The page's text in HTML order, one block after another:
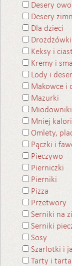
Desery
Desery
Dla dzieci
Drożdżówki
Keksy i
Kremy i
Lody i
Makowce i
Mazurki
Miodowniki
Mniej
Omlety,
Pączki i
Pieczywo
Pierniczki
Pierniki
Pizza
Przetwory
Serniki na
Serniki
Sosy
Szarlotki i
Tarty i